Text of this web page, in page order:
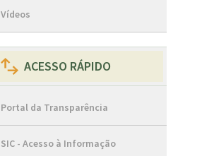
Vídeos
ACESSO RÁPIDO
Portal da Transparência
SIC - Acesso à Informação